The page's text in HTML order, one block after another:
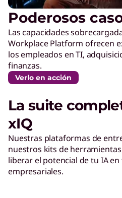
Poderosos
Las capacidades
Workplace Platform ofrecen
los empleados en TI,
finanzas.
Verlo en acción
La suite
xIQ
Nuestras plataformas de
nuestros kits de
liberar el potencial de tu IA
empresariales.